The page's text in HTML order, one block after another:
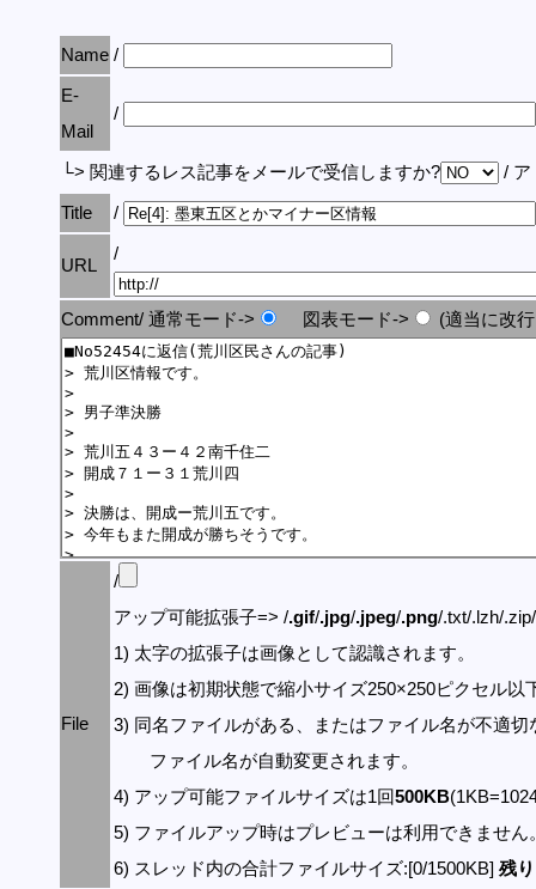
Name /
E-
Mail
/
└> 関連するレス記事をメールで受信しますか?
/ ア
Title
/
URL
/
Comment/ 通常モード-> 図表モード-> (適当に改
File
/
アップ可能拡張子=> /.gif/.jpg/.jpeg/.png/.txt/.lzh/
1) 太字の拡張子は画像として認識されます。
2) 画像は初期状態で縮小サイズ250×250ピクセル以
3) 同名ファイルがある、またはファイル名が不適切
ファイル名が自動変更されます。
4) アップ可能ファイルサイズは1回500KB
5) ファイルアップ時はプレビューは利用できません
6) スレッド内の合計ファイルサイズ:[0/1500KB] 残